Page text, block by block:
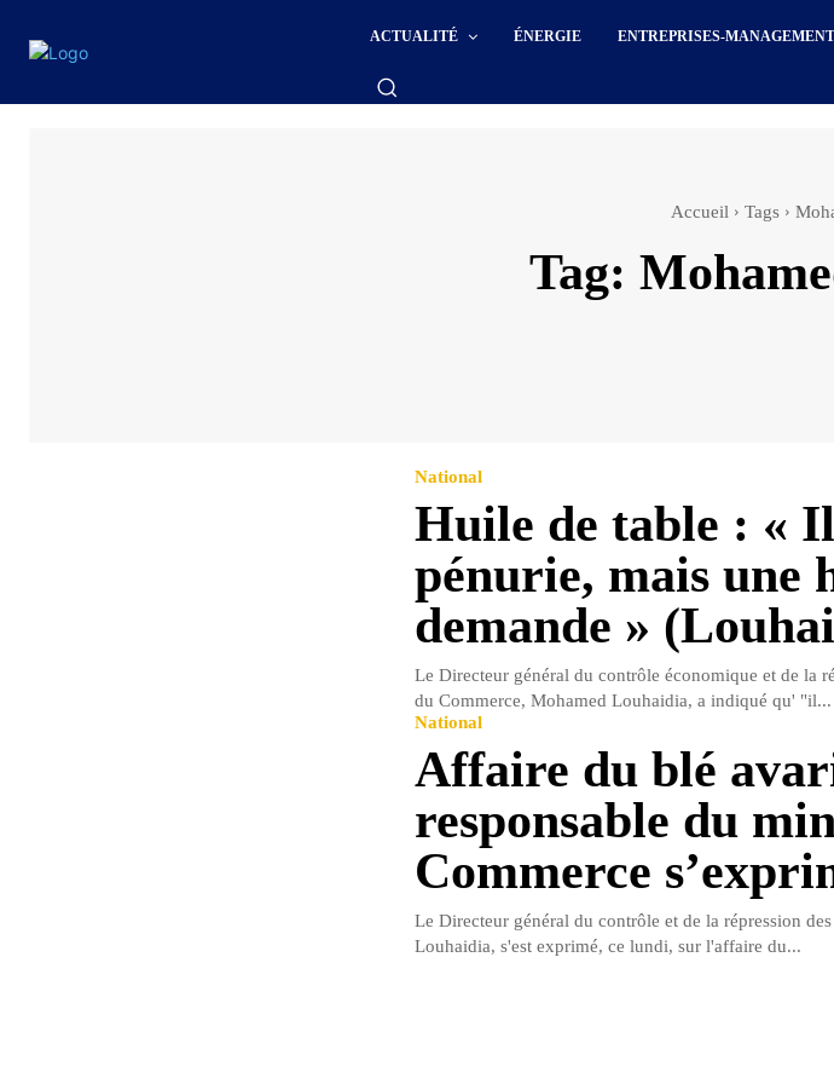
ACTUALITÉ ÉNERGIE ENTREPRISES-MANAGEMENT
Accueil Tags
Tag:
National
Huile de table : « Il
pénurie, mais une
demande »
Le Directeur général du contrôle économique et de la
du Commerce, Mohamed Louhaidia, a indiqué qu' "il...
National
Affaire du blé
responsable du
Commerce
Le Directeur général du contrôle et de la répression
Louhaidia, s'est exprimé, ce lundi, sur l'affaire du...